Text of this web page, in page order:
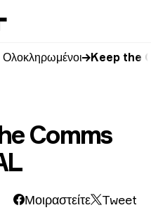
Keep the
Comms
Μοιραστείτε Tweet